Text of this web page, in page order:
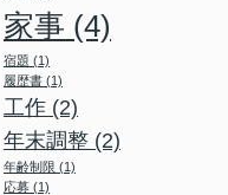
家事 (4)
宿題 (1)
履歴書 (1)
工作 (2)
年末調整 (2)
年齢制限 (1)
応募 (1)